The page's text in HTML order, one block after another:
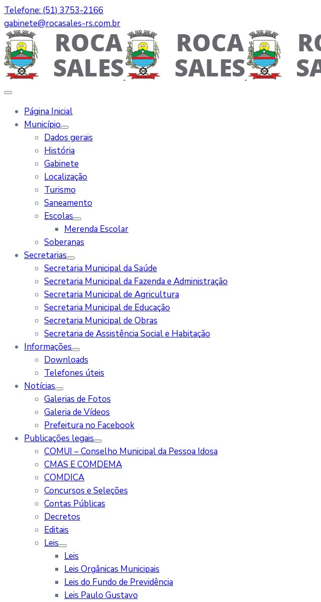
Telefone: (51) 3753-2166
gabinete@rocasales-rs.com.br
Página Inicial
Município
Dados gerais
História
Gabinete
Localização
Turismo
Saneamento
Escolas
Merenda Escolar
Soberanas
Secretarias
Secretaria Municipal da Saúde
Secretaria Municipal da Fazenda e Administração
Secretaria Municipal de Agricultura
Secretaria Municipal de Educação
Secretaria Municipal de Obras
Secretaria de Assistência Social e Habitação
Informações
Downloads
Telefones úteis
Notícias
Galerias de Fotos
Galeria de Vídeos
Prefeitura no Facebook
Publicações legais
COMUI – Conselho Municipal da Pessoa Idosa
CMAS E COMDEMA
COMDICA
Concursos e Seleções
Contas Públicas
Decretos
Editais
Leis
Leis
Leis Orgânicas Municipais
Leis do Fundo de Previdência
Leis Paulo Gustavo